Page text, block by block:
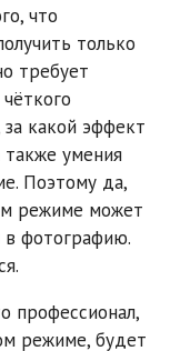
что
только
требует
какой эффект
умения
Поэтому да,
режиме может
в фотографию.
профессионал,
режиме, будет